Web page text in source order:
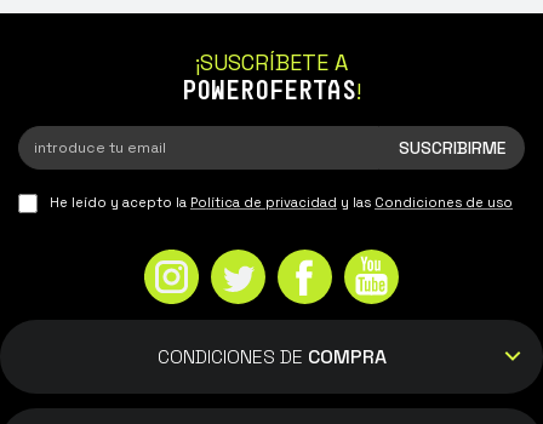
¡SUSCRÍBETE A
POWEROFERTAS!
He leído y acepto la Política de privacidad y las Condiciones de uso
CONDICIONES DE COMPRA